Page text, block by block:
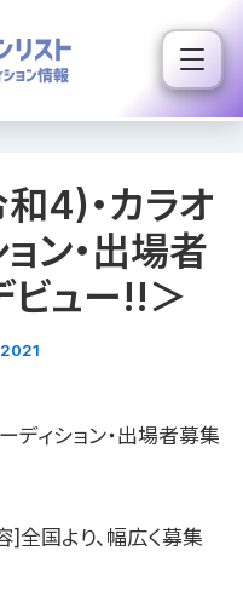
4)・カラオ
ン・出場者
ビュー!!＞
ディション・出場者募集
全国より、幅広く募集